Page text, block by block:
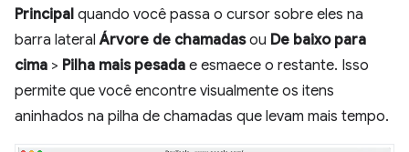
Principal quando você passa o cursor sobre eles na
barra lateralÁrvore de chamadasou De baixo para
cima > Pilha mais pesada e esmaece o restante. Isso
permite que você encontre visualmente os itens
aninhados na pilha de chamadas que levam mais tempo.